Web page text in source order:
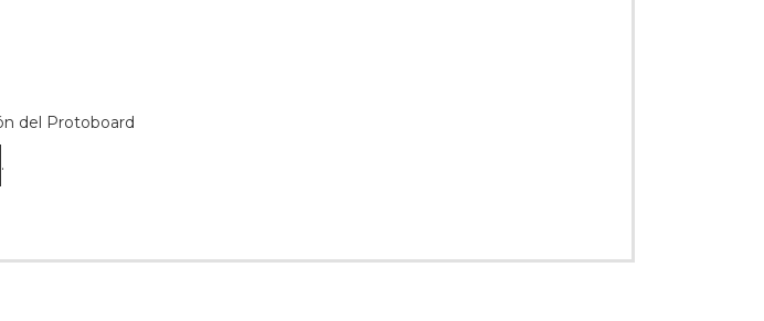
del Protoboard
.